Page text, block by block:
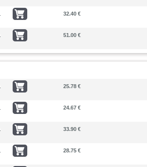
32.40 €
51.00 €
25.78 €
24.67 €
33.90 €
28.75 €